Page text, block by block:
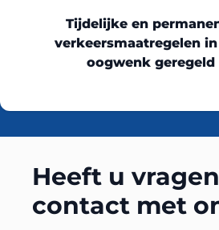
Tijdelijke en
verkeersmaatregelen
oogwenk geregeld
Heeft u
contact met